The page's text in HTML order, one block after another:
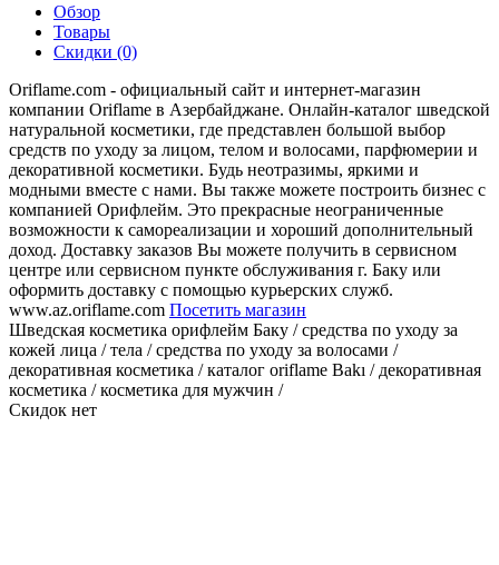
Обзор
Товары
Скидки (0)
Oriflame.com - официальный сайт и интернет-магазин
компании Oriflame в Азербайджане. Онлайн-каталог шведской
натуральной косметики, где представлен большой выбор
средств по уходу за лицом, телом и волосами, парфюмерии и
декоративной косметики. Будь неотразимы, яркими и
модными вместе с нами. Вы также можете построить бизнес с
компанией Орифлейм. Это прекрасные неограниченные
возможности к самореализации и хороший дополнительный
доход. Доставку заказов Вы можете получить в сервисном
центре или сервисном пункте обслуживания г. Баку или
оформить доставку с помощью курьерских служб.
www.az.oriflame.com Посетить магазин
Шведская косметика орифлейм Баку / средства по уходу за
кожей лица / тела / средства по уходу за волосами /
декоративная косметика / каталог оriflame Bakı / декоративная
косметика / косметика для мужчин /
Скидок нет